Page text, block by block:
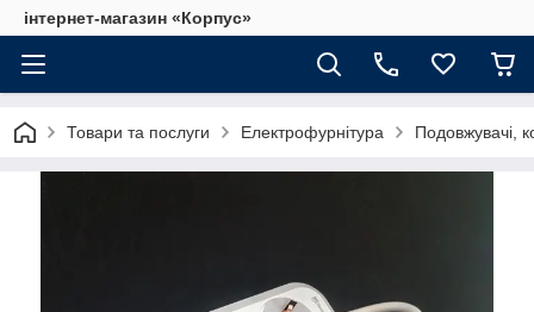
інтернет-магазин «Корпус»
Товари та послуги Електрофурнітура Подовжувачі,